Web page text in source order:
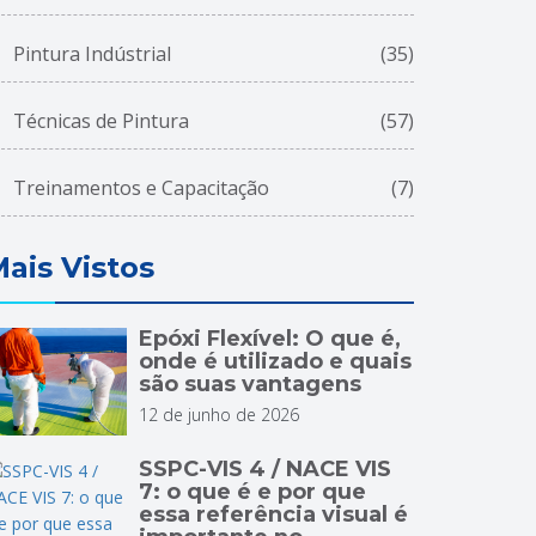
Pintura Indústrial (35)
Técnicas de Pintura (57)
Treinamentos e Capacitação (7)
Vistos
Epóxi Flexível: O que é,
onde é utilizado e quais
são suas vantagens
12 de junho de 2026
SSPC-VIS 4 / NACE VIS
7: o que é e por que
essa referência visual é